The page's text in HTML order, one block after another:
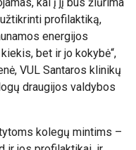
profilaktiką,
energijos
bet ir jo kokybė“,
VUL Santaros klinikų
draugijos valdybos
kolegų mintims –